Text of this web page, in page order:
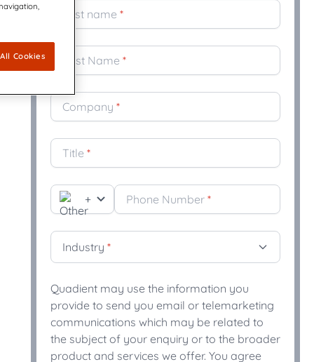
emocionalmente resonantes y
impulsada por IA une el cumplimiento y la
mercado global de software de
con el cliente (CCM)
First name *
Last Name *
Company *
Title *
+ Phone Number *
Industry *
Quadient may use the information you
provide to send you email or telemarketing
communications which may be related to
the subject of your enquiry or to the broader
product and services we offer. You agree
Cookies